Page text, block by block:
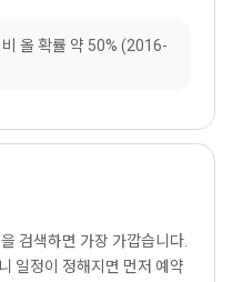
올 확률 약 50% (2016-
검색하면 가장 가깝습니다.
일정이 정해지면 먼저 예약